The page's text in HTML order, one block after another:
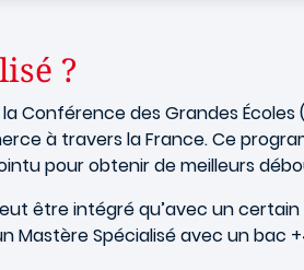
?
Conférence des Grandes Écoles
à travers la France. Ce
pour obtenir de meilleurs
être intégré qu’avec un certain
Mastère Spécialisé avec un bac